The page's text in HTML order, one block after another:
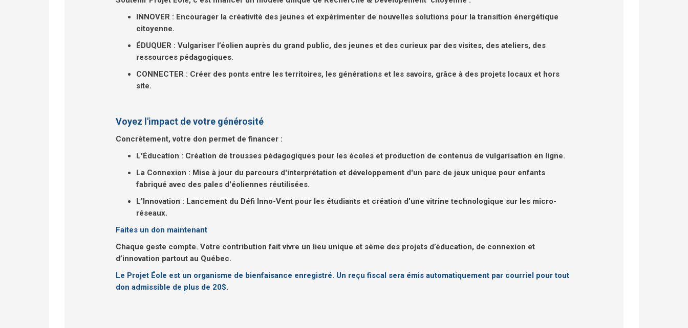
INNOVER : Encourager la créativité des jeunes et expérimenter de nouvelles solutions pour la transition énergétique
citoyenne.
ÉDUQUER : Vulgariser l’éolien auprès du grand public, des jeunes et des curieux par des visites, des ateliers, des
ressources pédagogiques.
CONNECTER : Créer des ponts entre les territoires, les générations et les savoirs, grâce à des projets locaux et hors
site.
Voyez l'impact de votre générosité
Concrètement, votre don permet de financer :
L'Éducation : Création de trousses pédagogiques pour les écoles et production de contenus de vulgarisation en ligne.
La Connexion : Mise à jour du parcours d'interprétation et développement d'un parc de jeux unique pour enfants
fabriqué avec des pales d'éoliennes réutilisées.
L'Innovation : Lancement du Défi Inno-Vent pour les étudiants et création d'une vitrine technologique sur les micro-
réseaux.
Faites un don maintenant
Chaque geste compte. Votre contribution fait vivre un lieu unique et sème des projets d’éducation, de connexion et
d’innovation partout au Québec.
Le Projet Éole est un organisme de bienfaisance enregistré. Un reçu fiscal sera émis automatiquement par courriel pour tout
don admissible de plus de 20$.